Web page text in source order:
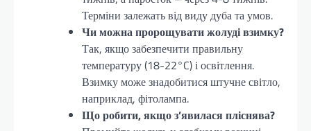
Терміни залежать від виду дуба та умов.
Чи можна пророщувати жолуді взимку?
Так, якщо забезпечити правильну
температуру (18-22°C) і освітлення.
Взимку може знадобитися штучне світло,
наприклад, фітолампа.
Що робити, якщо з’явилася пліснява?